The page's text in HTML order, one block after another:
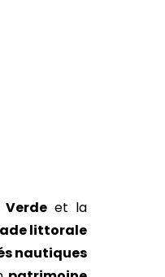
et la
littorale
nautiques